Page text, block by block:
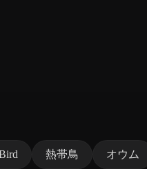
熱帯鳥 オウム